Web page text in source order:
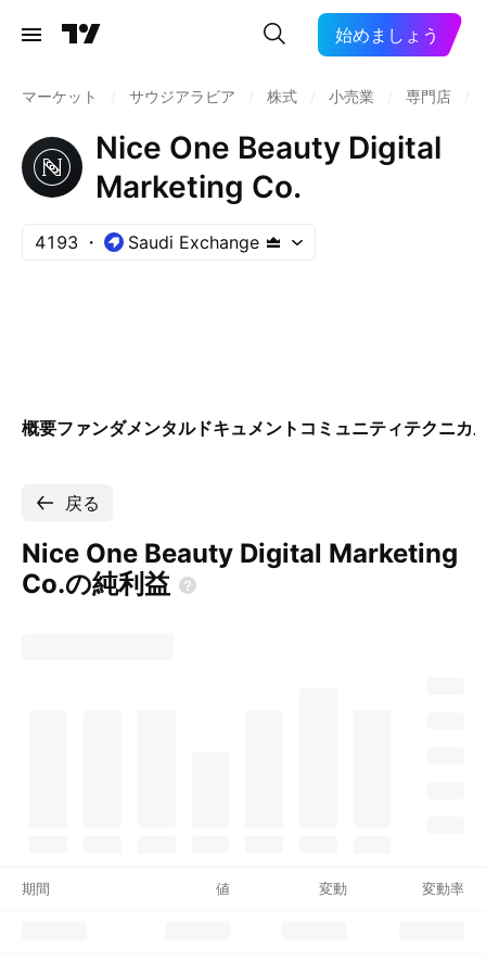
始めましょう
マーケット サウジアラビア 株式 小売業 専門店
Nice One Beauty Digital
Marketing Co.
4193 Saudi Exchange
概要ファンダメンタルドキュメント コミュニティテクニカ
戻る
Nice One Beauty Digital Marketing
Co.の純利益
期間 値 変動 変動率